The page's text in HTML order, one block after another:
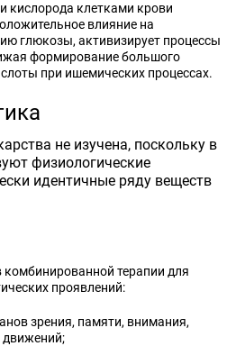
кислорода клетками крови
влияние на
глюкозы, активизирует процессы
формирование большого
при ишемических процессах.
не изучена, поскольку в
физиологические
идентичные ряду веществ
комбинированной терапии для
проявлений:
зрения, памяти, внимания,
движений;